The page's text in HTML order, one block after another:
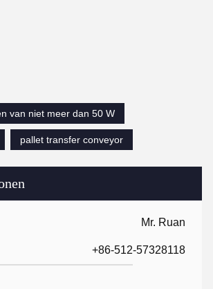
Mr. Ruan
+86-512-57328118
van niet meer dan 50 W
pallet transfer conveyor